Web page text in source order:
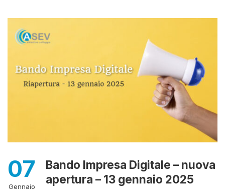
07
Gennaio
Bando Impresa Digitale – nuova
apertura – 13 gennaio 2025